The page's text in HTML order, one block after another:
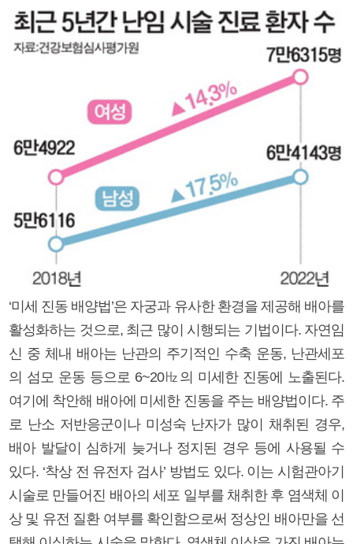
‘미세 진동 배양법’은 자궁과 유사한 환경을 제공해 배아를
활성화하는 것으로, 최근 많이 시행되는 기법이다. 자연임
신 중 체내 배아는 난관의 주기적인 수축 운동, 난관세포
의 섬모 운동 등으로 6~20㎐의 미세한 진동에 노출된다.
여기에 착안해 배아에 미세한 진동을 주는 배양법이다. 주
로 난소 저반응군이나 미성숙 난자가 많이 채취된 경우,
배아 발달이 심하게 늦거나 정지된 경우 등에 사용될 수
있다. ‘착상 전 유전자 검사’ 방법도 있다. 이는 시험관아기
시술로 만들어진 배아의 세포 일부를 채취한 후 염색체 이
상 및 유전 질환 여부를 확인함으로써 정상인 배아만을 선